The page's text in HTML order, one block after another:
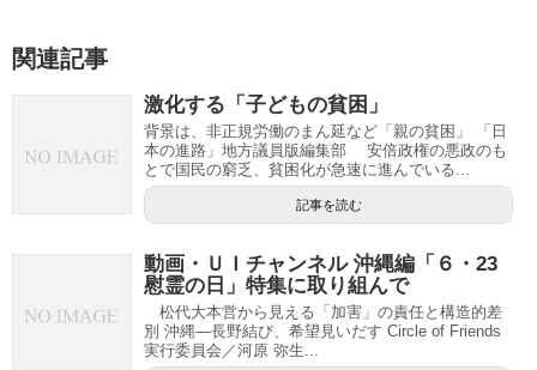
関連記事
激化する「子どもの貧困」
背景は、非正規労働のまん延など「親の貧困」 「日
本の進路」地方議員版編集部 安倍政権の悪政のも
とで国民の窮乏、貧困化が急速に進んでいる...
記事を読む
動画・ＵＩチャンネル 沖縄編「６・23
慰霊の日」特集に取り組んで
松代大本営から見える「加害」の責任と構造的差
別 沖縄―長野結び、希望見いだす Circle of Friends
実行委員会／河原 弥生...